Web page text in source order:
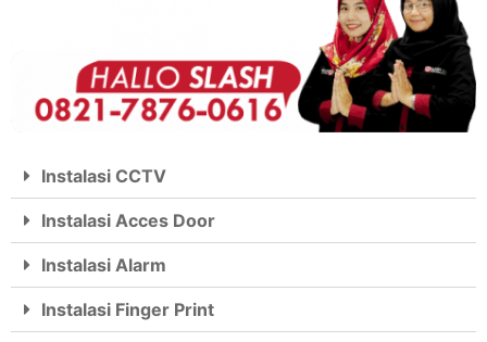
Instalasi CCTV
Instalasi Acces Door
Instalasi Alarm
Instalasi Finger Print